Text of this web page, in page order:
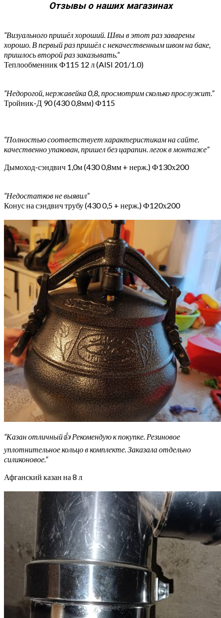
Отзывы о наших магазинах
“Визуального пришёл хороший. Швы в этот раз заварены
хорошо. В первый раз пришёл с некачественным швом на баке,
пришлось второй раз заказывать.”
Теплообменник Ф115 12 л (AISI 201/1.0)
“Недорогой, нержавейка 0,8, просмотрим сколько прослужит.”
Тройник-Д 90 (430 0,8мм) Ф115
“Полностью соответствует характеристикам на сайте.
качественно упакован, пришел без царапин. легок в монтаже”
Дымоход-сэндвич 1,0м (430 0,8мм + нерж.) Ф130х200
“Недостатков не выявил”
Конус на сэндвич трубу (430 0,5 + нерж.) Ф120х200
“Казан отличный👍 Рекомендую к покупке. Резиновое
уплотнительное кольцо в комплекте. Заказала отдельно
силиконовое.”
Афганский казан на 8 л